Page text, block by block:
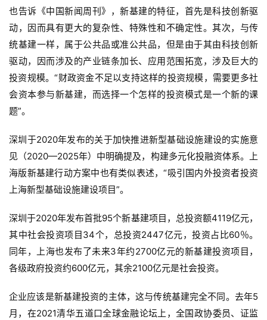
也告诉《中国新闻周刊》，新基建的特征，首先是科技创新驱
动，因而具有更大的复杂性、特殊性和不确定性。其次，与传
统基建一样，属于公共品或准公共品，但是由于其由科技创新
驱动，因而涉及的产业链条加长、应用范围拓宽，涉及巨大的
投资规模。“财政资金不足以支持这样的投资规模，需要更多社
会资本参与新基建，而选择一个怎样的投资模式是一个新的课
题”。
深圳于2020年发布的关于加快推进新型基础设施建设的实施意
见（2020—2025年）中明确提及，构建多元化投融资体系。上
海版新基建行动方案中也有类似表述，“吸引国内外投资者投资
上海新型基础设施建设项目”。
深圳于2020年发布首批95个新基建项目，总投资额4119亿元，
其中社会投资项目34个，总投资2447亿元，投资占比60％。
同年，上海也发布了未来3年约2700亿元的新基建投资项目，
各级政府投资约600亿元，其余2100亿元是社会投资。
企业应该是新基建投资的主体，这与传统基建完全不同。去年5
月，在2021清华五道口全球金融论坛上，全国政协委员、证监